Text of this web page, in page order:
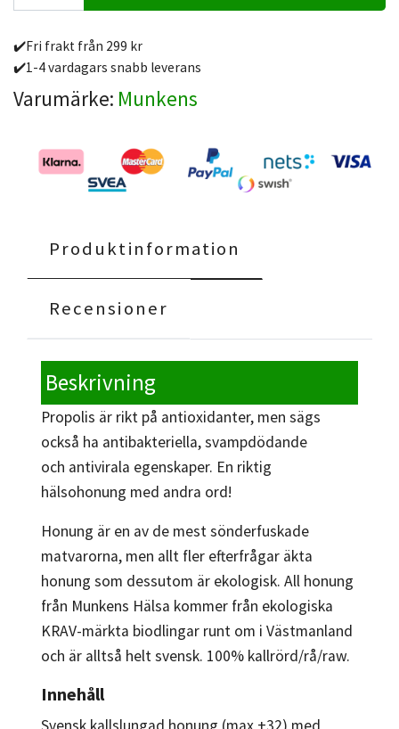
✔️Fri frakt från 299 kr
✔️1-4 vardagars snabb leverans
Varumärke: Munkens
Produktinformation
Recensioner
Beskrivning
Propolis är rikt på antioxidanter, men sägs
också ha antibakteriella, svampdödande
och antivirala egenskaper. En riktig
hälsohonung med andra ord!
Honung är en av de mest sönderfuskade
matvarorna, men allt fler efterfrågar äkta
honung som dessutom är ekologisk. All honung
från Munkens Hälsa kommer från ekologiska
KRAV-märkta biodlingar runt om i Västmanland
och är alltså helt svensk. 100% kallrörd/rå/raw.
Innehåll